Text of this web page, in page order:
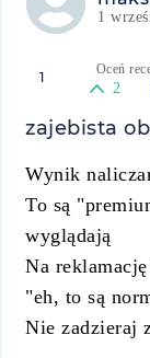
1
1 Oceń
2
zajebista
Wynik
To są
wyglądają
Na
"eh, to są
Nie zadzieraj